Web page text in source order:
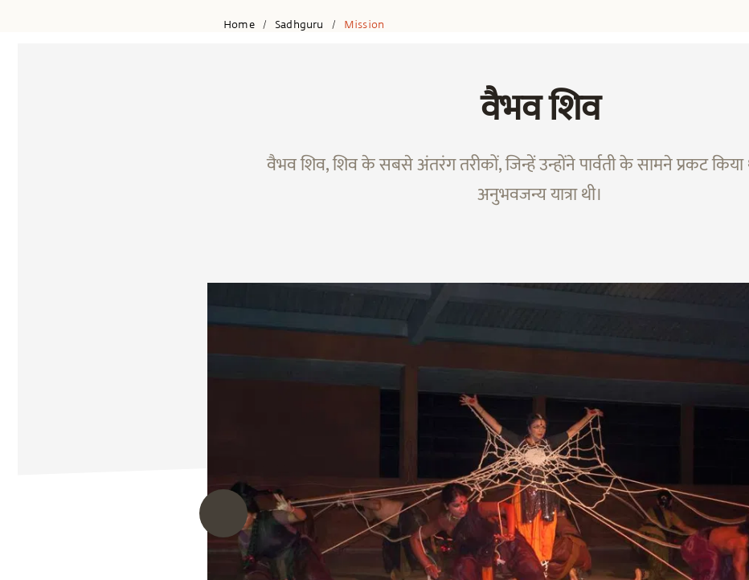
Home / Sadhguru / Mission
वैभव शिव
वैभव शिव, शिव के सबसे अंतरंग तरीकों, जिन्हें उन्होंने पार्वती के सामने प्रकट
अनुभवजन्य यात्रा थी।